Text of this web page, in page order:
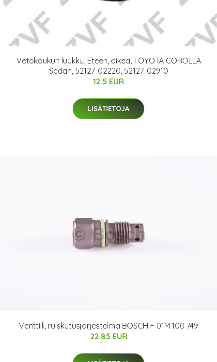
Vetokoukun luukku, Eteen, oikea, TOYOTA COROLLA
Sedan, 52127-02220, 52127-02910
12.5 EUR
LISÄTIETOJA
Venttiili, ruiskutusjärjestelmä BOSCH F 01M 100 749
22.85 EUR